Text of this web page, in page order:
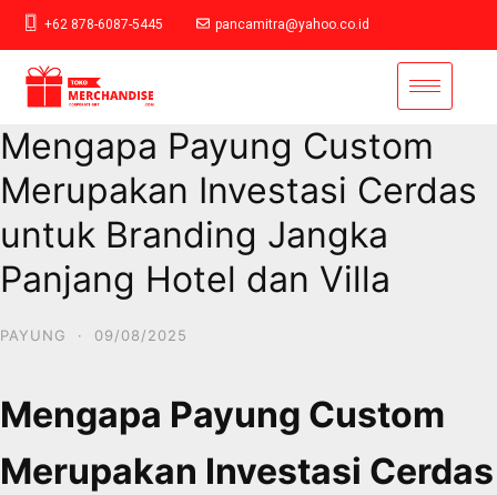
+62 878-6087-5445 pancamitra@yahoo.co.id
Mengapa Payung Custom
Merupakan Investasi Cerdas
untuk Branding Jangka
Panjang Hotel dan Villa
PAYUNG · 09/08/2025
Mengapa Payung Custom
Merupakan Investasi Cerdas